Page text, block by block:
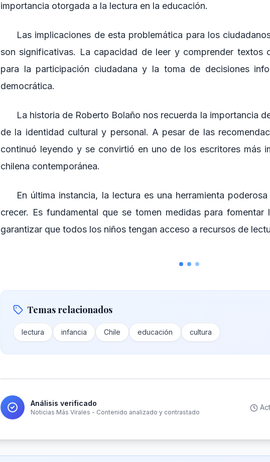
importancia otorgada a la lectura en la educación.
Las implicaciones de esta problemática para los
son significativas. La capacidad de leer y comprender textos
para la participación ciudadana y la toma de decisiones
democrática.
La historia de Roberto Bolaño nos recuerda la importancia
de la identidad cultural y personal. A pesar de las
continuó leyendo y se convirtió en uno de los escritores más
chilena contemporánea.
En última instancia, la lectura es una herramienta
crecer. Es fundamental que se tomen medidas para
garantizar que todos los niños tengan acceso a recursos de
Temas relacionados
lectura infancia Chile educación cultura
Análisis verificado
Noticias Más Virales - Contenido analizado y contrastado